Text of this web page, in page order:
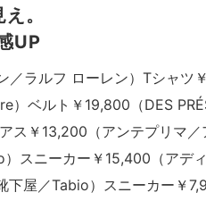
。
UP
／ラルフ ローレン）Tシャツ
ベルト￥19,800（DES
ス￥13,200（アンテプリマ／
スニーカー￥15,400（アデ
屋／Tabio）スニーカー￥